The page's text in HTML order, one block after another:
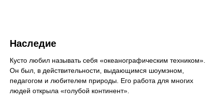
Наследие
Кусто любил называть себя «океанографическим техником».
Он был, в действительности, выдающимся шоумэном,
педагогом и любителем природы. Его работа для многих
людей открыла «голубой континент».